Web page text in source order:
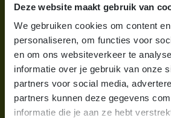
Deze website maakt gebruik van
We gebruiken cookies om content
personaliseren, om functies voor
en om ons websiteverkeer te
informatie over je gebruik van onze
partners voor social media,
partners kunnen deze gegevens
informatie die je aan ze hebt
Voor ouders
Wat is gastouderopvang?
Wat kost een gastouder?
Hoe vind ik een gastouder?